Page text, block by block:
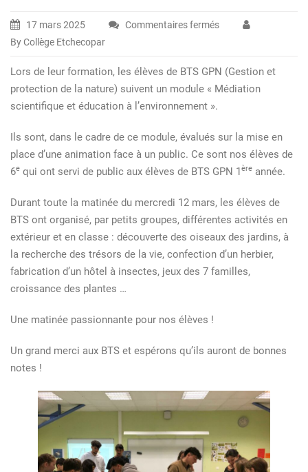
17 mars 2025 Commentaires ferméssur
mars
Animation
pour
6e
By Collège Etchecopar
Lors de leur formation, les élèves de BTS GPN (Gestion et
protection de la nature) suivent un module « Médiation
scientifique et éducation à l’environnement ».
Ils sont, dans le cadre de ce module, évalués sur la mise en
place d’une animation face à un public. Ce sont nos élèves de
6e qui ont servi de public aux élèves de BTS GPN 1ère année.
Durant toute la matinée du mercredi 12 mars, les élèves de
BTS ont organisé, par petits groupes, différentes activités en
extérieur et en classe : découverte des oiseaux des jardins, à
la recherche des trésors de la vie, confection d’un herbier,
fabrication d’un hôtel à insectes, jeux des 7 familles,
croissance des plantes …
Une matinée passionnante pour nos élèves !
Un grand merci aux BTS et espérons qu’ils auront de bonnes
notes !